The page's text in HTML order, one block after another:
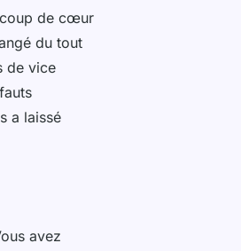
coup de cœur
du tout
de vice
a laissé
avez